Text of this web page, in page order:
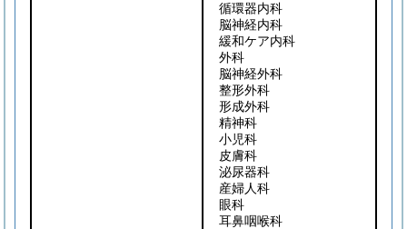
循環器内科
脳神経内科
緩和ケア内科
外科
脳神経外科
整形外科
形成外科
精神科
小児科
皮膚科
泌尿器科
産婦人科
眼科
耳鼻咽喉科